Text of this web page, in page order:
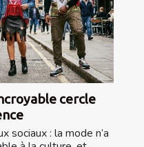
cercle
sociaux : la mode n’a